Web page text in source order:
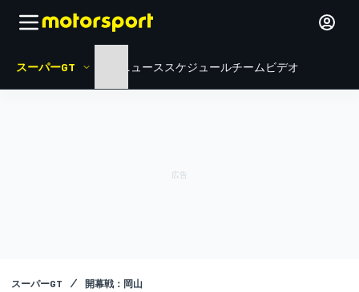
スーパーGT ニュース スケジュールチームビデオ
スーパーGT 開幕戦：岡山